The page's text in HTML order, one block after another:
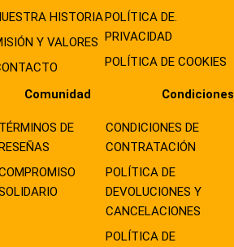
HISTORIA
Y VALORES
POLÍTICA DE.
PRIVACIDAD
POLÍTICA DE COOKIES
Comunidad Condiciones
DE
CONDICIONES DE
CONTRATACIÓN
POLÍTICA DE
DEVOLUCIONES Y
CANCELACIONES
POLÍTICA DE